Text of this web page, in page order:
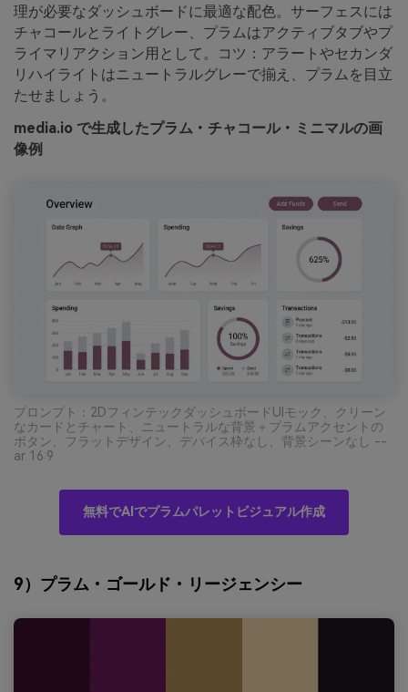
理が必要なダッシュボードに最適な配色。サーフェスには
チャコールとライトグレー、プラムはアクティブタブやプ
ライマリアクション用として。コツ：アラートやセカンダ
リハイライトはニュートラルグレーで揃え、プラムを目立
たせましょう。
media.io で生成したプラム・チャコール・ミニマルの画
像例
プロンプト：2DフィンテックダッシュボードUIモック、クリーン
なカードとチャート、ニュートラルな背景＋プラムアクセントの
ボタン、フラットデザイン、デバイス枠なし、背景シーンなし --
ar 16:9
無料でAIでプラムパレットビジュアル作成
9）プラム・ゴールド・リージェンシー